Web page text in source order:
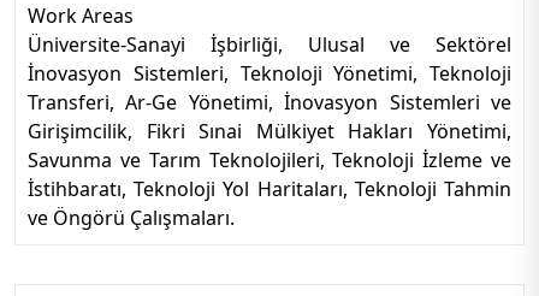
Work Areas
Üniversite-Sanayi İşbirliği, Ulusal ve Sektörel
İnovasyon Sistemleri, Teknoloji Yönetimi, Teknoloji
Transferi, Ar-Ge Yönetimi, İnovasyon Sistemleri ve
Girişimcilik, Fikri Sınai Mülkiyet Hakları Yönetimi,
Savunma ve Tarım Teknolojileri, Teknoloji İzleme ve
İstihbaratı, Teknoloji Yol Haritaları, Teknoloji Tahmin
ve Öngörü Çalışmaları.